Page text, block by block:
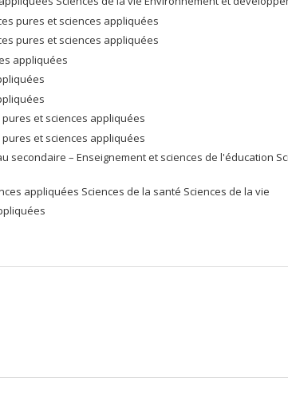
pures et sciences appliquées
pures et sciences appliquées
appliquées
et sciences appliquées
et sciences appliquées
secondaire – Enseignement et sciences de l'éducation
appliquées Sciences de la santé Sciences de la vie